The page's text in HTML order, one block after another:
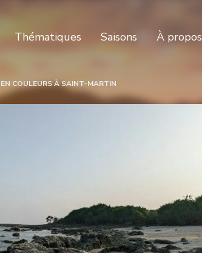
Thématiques Saisons À propos
EN COULEURS À SAINT-MARTIN